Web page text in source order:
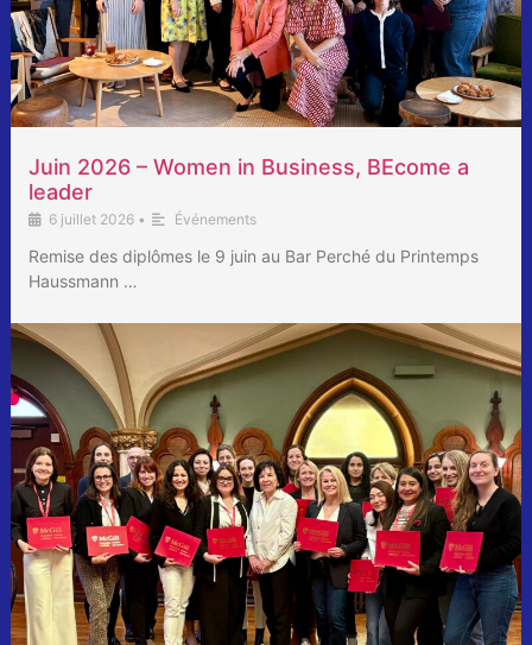
Juin 2026 – Women in Business, BEcome a
leader
6 juillet 2026 • Événements
Remise des diplômes le 9 juin au Bar Perché du Printemps
Haussmann …